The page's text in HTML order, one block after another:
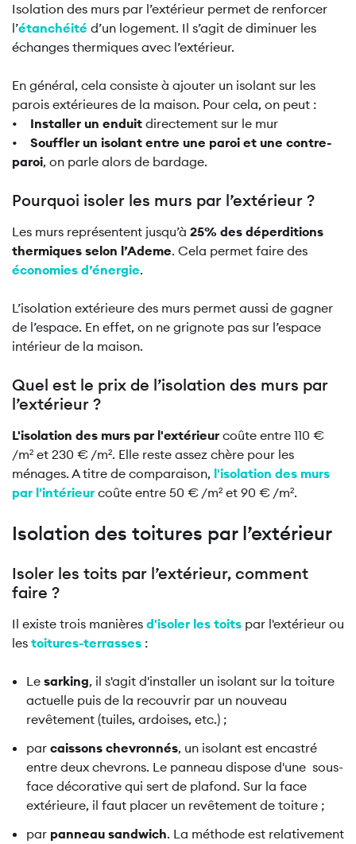
Isolation des murs par l’extérieur permet de renforcer
l’étanchéité d’un logement. Il s’agit de diminuer les
échanges thermiques avec l’extérieur.
En général, cela consiste à ajouter un isolant sur les
parois extérieures de la maison. Pour cela, on peut :
•
Installer un enduit directement sur le mur
•
Souffler un isolant entre une paroi et une contre-
paroi, on parle alors de bardage.
Pourquoi isoler les murs par l’extérieur ?
Les murs représentent jusqu’à 25% des déperditions
thermiques selon l’Ademe. Cela permet faire des
économies d’énergie.
L’isolation extérieure des murs permet aussi de gagner
de l’espace. En effet, on ne grignote pas sur l’espace
intérieur de la maison.
Quel est le prix de l’isolation des murs par
l’extérieur ?
L'isolation des murs par l'extérieur coûte entre 110 €
/m² et 230 € /m². Elle reste assez chère pour les
ménages. A titre de comparaison, l'isolation des murs
par l'intérieurcoûte entre 50 € /m² et 90 € /m².
Isolation des toitures par l’extérieur
Isoler les toits par l’extérieur, comment
faire ?
Il existe trois manières d'isoler les toits par l'extérieur ou
les toitures-terrasses :
Le sarking, il s'agit d'installer un isolant sur la toiture
actuelle puis de la recouvrir par un nouveau
revêtement (tuiles, ardoises, etc.) ;
par caissons chevronnés, un isolant est encastré
entre deux chevrons. Le panneau dispose d'une sous-
face décorative qui sert de plafond. Sur la face
extérieure, il faut placer un revêtement de toiture ;
par panneau sandwich. La méthode est relativement